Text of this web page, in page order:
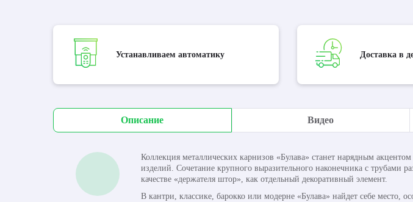
Устанавливаем автоматику Доставка в
Описание Видео
Коллекция металлических карнизов «Булава» станет нарядным
изделий. Сочетание крупного выразительного наконечника с трубами
качестве «держателя штор», как отдельный декоративный элемент.
В кантри, классике, барокко или модерне «Булава» найдет себе место,